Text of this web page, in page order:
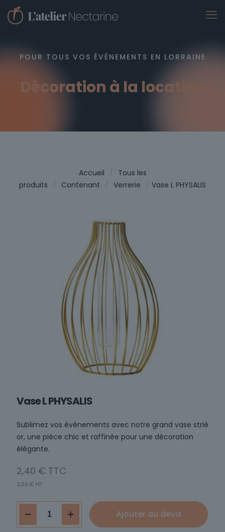
POUR TOUS VOS ÉVÉNEMENTS EN LORRAINE
Décoration à la location
Accueil
Tous les
produits
Contenant Verrerie Vase L PHYSALIS
Vase L PHYSALIS
Sublimez vos événements avec notre grand vase strié
or, une pièce chic et raffinée pour une décoration
élégante.
2,40 €
2,00 € HT
quantité
Ajouter au devis